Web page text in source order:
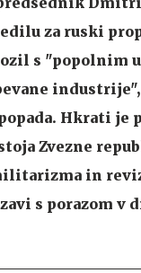
za ruski
s "popolnim
Hkrati je
Zvezne
in
s porazom v